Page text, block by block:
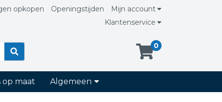
opkopen Openingstijden
Mijn account
Klantenservice
0
op maat Algemeen